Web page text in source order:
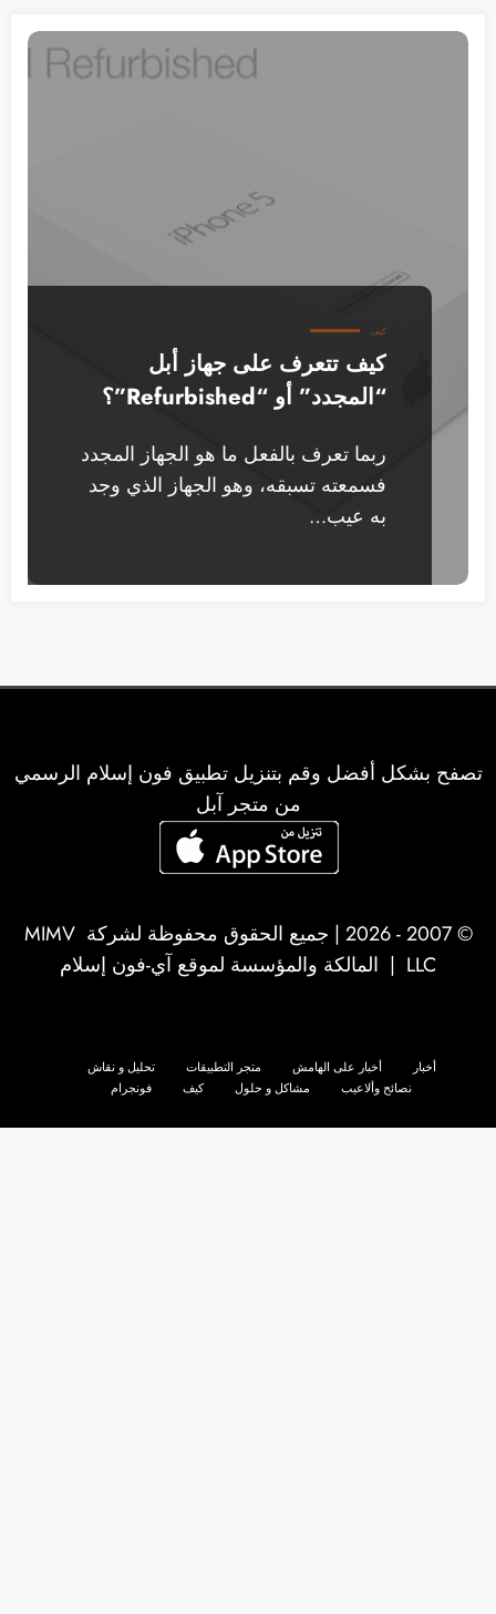
كيف
كيف تتعرف على جهاز أبل
“المجدد” أو “Refurbished”؟
ربما تعرف بالفعل ما هو الجهاز المجدد
فسمعته تسبقه، وهو الجهاز الذي وجد
به عيب…
تصفح بشكل أفضل وقم بتنزيل تطبيق فون إسلام الرسمي
من متجر آبل
© 2007 - 2026 | جميع الحقوق محفوظة لشركة
MIMV
LLC | المالكة والمؤسسة لموقع آي-فون إسلام
أخبار أخبار على الهامش متجر التطبيقات
تحليل و نقاش
نصائح وألاعيب
مشاكل و حلول كيف فونجرام